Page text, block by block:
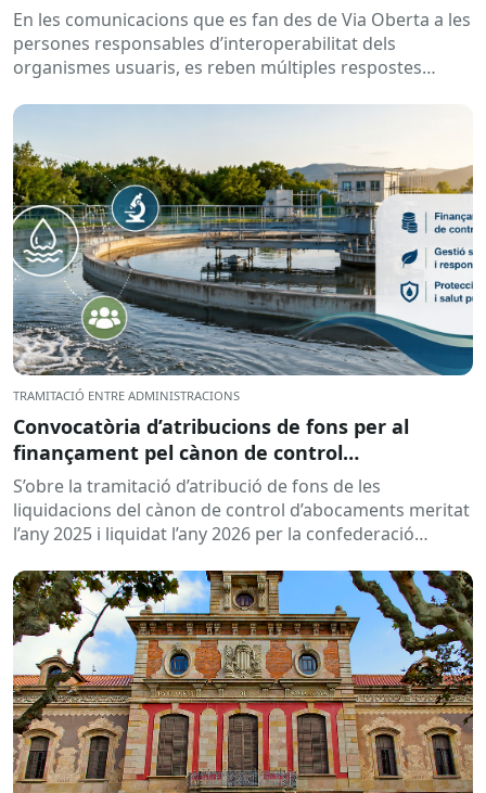
En les comunicacions que es fan des de Via Oberta a les
persones responsables d’interoperabilitat dels
organismes usuaris, es reben múltiples respostes
TRAMITACIÓ ENTRE ADMINISTRACIONS
Convocatòria d’atribucions de fons per al
finançament pel cànon de control
d’abocaments meritat l’any 2025 i liquidat l’any
2026
S’obre la tramitació d’atribució de fons de les
liquidacions del cànon de control d’abocaments meritat
l’any 2025 i liquidat l’any 2026 per la confederació